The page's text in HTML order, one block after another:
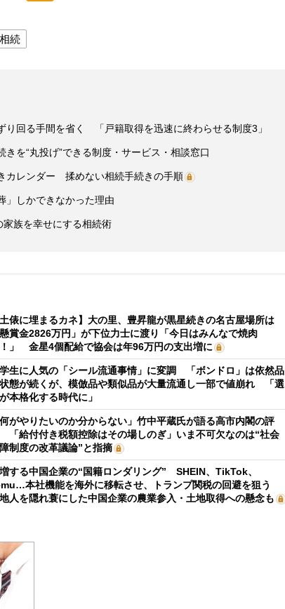
相続
り回る手間を省く 「戸籍取得を迅速に終わらせる制度3」
を“丸投げ”できる制度・サービス・相談窓口
カレンダー 揉めない相続手続きの手順
」しかできなかった理由
家族を幸せにする相続術
土俵に埋まるカネ】大の里、豊昇龍が黒星続きの名古屋場所は
懸賞金2826万円」が下位力士に渡り「今日はみんなで焼肉
」 金星4個配給で協会は年96万円の支出増に
生に人気の「シール流通事情」に変調 「ボンドロ」は依然品
態が続くが、模倣品や類似品が大量流通し一部で値崩れ 「選
本格化する時代に」
何がやりたいのか分からない」竹中平蔵氏が語る高市内閣の評
「給付付き税額控除はその場しのぎ」いま不可欠なのは“社会
制度の改革議論”と指摘
する中国企業の“国籍ロンダリング” SHEIN、TikTok、
本社機能を海外に移転させ、トランプ関税の回避を狙う
人を隠れ蓑にした中国企業の農業参入・土地取得への懸念も